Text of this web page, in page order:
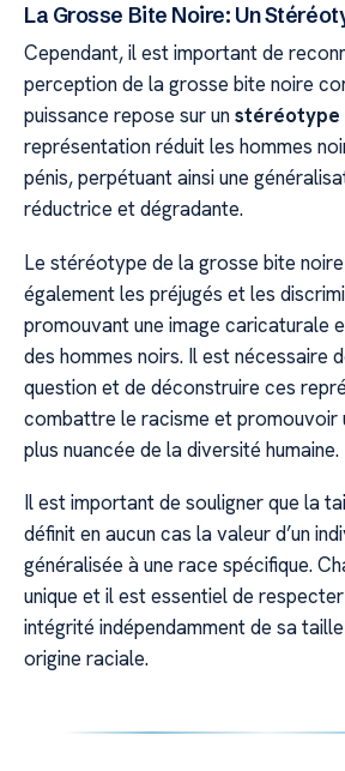
La Grosse Bite Noire: Un
Cependant, il est important de
perception de la grosse bite noire
puissance repose sur unstéréotype
représentation réduit les hommes
pénis, perpétuant ainsi une
réductrice et dégradante.
Le stéréotype de la grosse bite
également les préjugés et les
promouvant une image caricaturale
des hommes noirs. Il est nécessaire
question et de déconstruire ces
combattre le racisme et promouvoir
plus nuancée de la diversité humaine.
Il est important de souligner que la
définit en aucun cas la valeur d’un
généralisée à une race spécifique.
unique et il est essentiel de
intégrité indépendamment de sa
origine raciale.